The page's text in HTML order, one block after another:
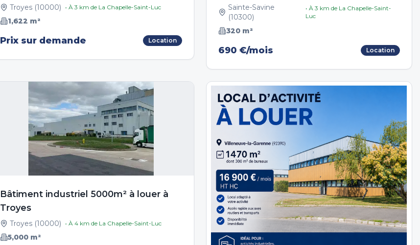
Troyes (10000) • À3 km de La Chapelle-Saint-Luc
1,622 m²
Prix sur demande Location
Sainte-Savine
(10300)
• À 3 km de La Chapelle-Saint-
Luc
320m²
690 €/mois Location
Bâtiment industriel 5000m² à louer à
Troyes
Troyes (10000) • À4 km de La Chapelle-Saint-Luc
5,000 m²